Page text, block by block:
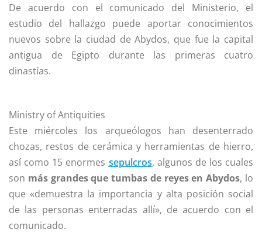
De acuerdo con el comunicado del Ministerio, el
estudio del hallazgo puede aportar conocimientos
nuevos sobre la ciudad de Abydos, que fue la capital
antigua de Egipto durante las primeras cuatro
dinastías.
Ministry of Antiquities
Este miércoles los arqueólogos han desenterrado
chozas, restos de cerámica y herramientas de hierro,
así como 15 enormes sepulcros, algunos de los cuales
son más grandes que tumbas de reyes en Abydos, lo
que «demuestra la importancia y alta posición social
de las personas enterradas allí», de acuerdo con el
comunicado.